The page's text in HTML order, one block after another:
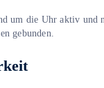
um die Uhr aktiv und
gebunden.